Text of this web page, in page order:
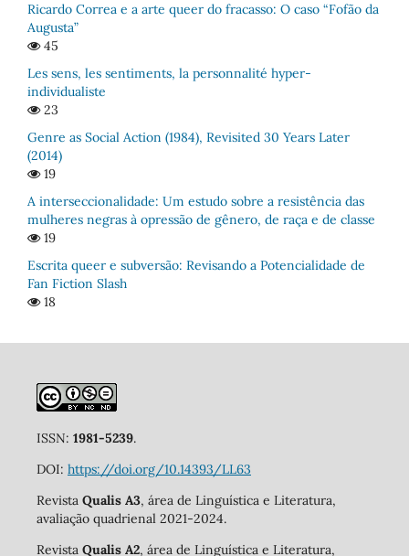
Ricardo Correa e a arte queer do fracasso: O caso “Fofão da
Augusta”
45
Les sens, les sentiments, la personnalité hyper-
individualiste
23
Genre as Social Action (1984), Revisited 30 Years Later
(2014)
19
A interseccionalidade: Um estudo sobre a resistência das
mulheres negras à opressão de gênero, de raça e de classe
19
Escrita queer e subversão: Revisando a Potencialidade de
Fan Fiction Slash
18
ISSN: 1981-5239.
DOI: https://doi.org/10.14393/LL63
Revista Qualis A3, área de Linguística e Literatura,
avaliação quadrienal 2021-2024.
Revista Qualis A2, área de Linguística e Literatura,